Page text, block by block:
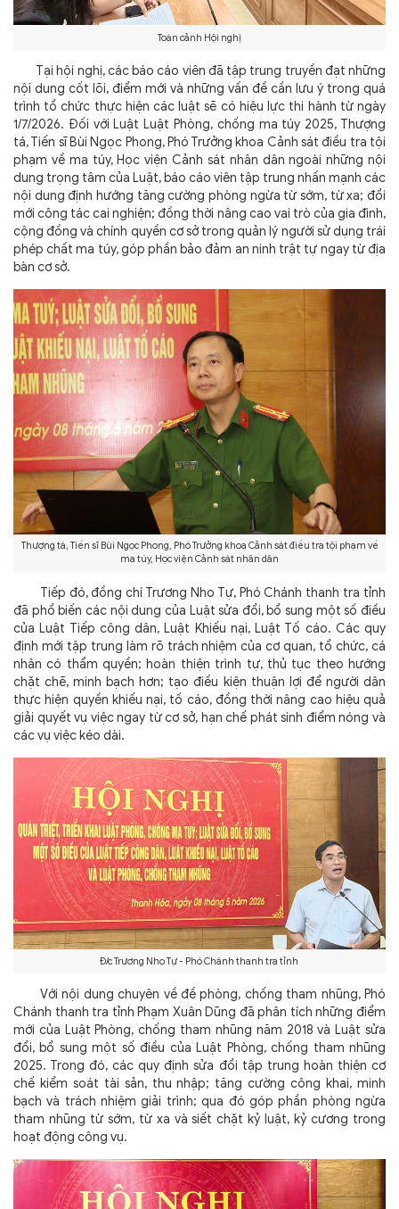
Toàn cảnh Hội nghị
Tại hội nghị, các báo cáo viên đã tập trung truyền đạt những
nội dung cốt lõi, điểm mới và những vấn đề cần lưu ý trong quá
trình tổ chức thực hiện các luật sẽ có hiệu lực thi hành từ ngày
1/7/2026. Đối với Luật Luật Phòng, chống ma túy 2025, Thượng
tá, Tiến sĩ Bùi Ngọc Phong, Phó Trưởng khoa Cảnh sát điều tra tội
phạm về ma túy, Học viện Cảnh sát nhân dân ngoài những nội
dung trọng tâm của Luật, báo cáo viên tập trung nhấn mạnh các
nội dung định hướng tăng cường phòng ngừa từ sớm, từ xa; đổi
mới công tác cai nghiện; đồng thời nâng cao vai trò của gia đình,
cộng đồng và chính quyền cơ sở trong quản lý người sử dụng trái
phép chất ma túy, góp phần bảo đảm an ninh trật tự ngay từ địa
bàn cơ sở.
Thượng tá, Tiến sĩ Bùi Ngọc Phong, Phó Trưởng khoa Cảnh sát điều tra tội phạm về
ma túy, Học viện Cảnh sát nhân dân
Tiếp đó, đồng chí Trương Nho Tự, Phó Chánh thanh tra tỉnh
đã phổ biến các nội dung của Luật sửa đổi, bổ sung một số điều
của Luật Tiếp công dân, Luật Khiếu nại, Luật Tố cáo. Các quy
định mới tập trung làm rõ trách nhiệm của cơ quan, tổ chức, cá
nhân có thẩm quyền; hoàn thiện trình tự, thủ tục theo hướng
chặt chẽ, minh bạch hơn; tạo điều kiện thuận lợi để người dân
thực hiện quyền khiếu nại, tố cáo, đồng thời nâng cao hiệu quả
giải quyết vụ việc ngay từ cơ sở, hạn chế phát sinh điểm nóng và
các vụ việc kéo dài.
Đ/c Trương Nho Tự - Phó Chánh thanh tra tỉnh
Với nội dung chuyên về đề phòng, chống tham nhũng, Phó
Chánh thanh tra tỉnh Phạm Xuân Dũng đã phân tích những điểm
mới của Luật Phòng, chống tham nhũng năm 2018 và Luật sửa
đổi, bổ sung một số điều của Luật Phòng, chống tham nhũng
2025. Trong đó, các quy định sửa đổi tập trung hoàn thiện cơ
chế kiểm soát tài sản, thu nhập; tăng cường công khai, minh
bạch và trách nhiệm giải trình; qua đó góp phần phòng ngừa
tham nhũng từ sớm, từ xa và siết chặt kỷ luật, kỷ cương trong
hoạt động công vụ.